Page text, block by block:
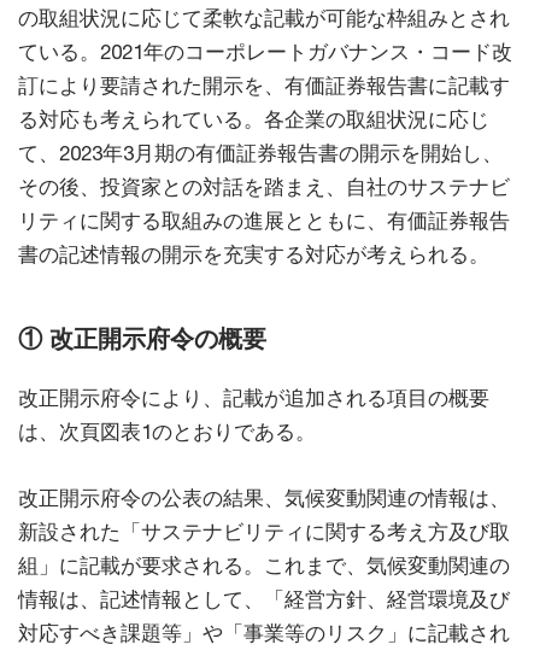
の取組状況に応じて柔軟な記載が可能な枠組みとされ
ている。2021年のコーポレートガバナンス・コード改
訂により要請された開示を、有価証券報告書に記載す
る対応も考えられている。各企業の取組状況に応じ
て、2023年3月期の有価証券報告書の開示を開始し、
その後、投資家との対話を踏まえ、自社のサステナビ
リティに関する取組みの進展とともに、有価証券報告
書の記述情報の開示を充実する対応が考えられる。
① 改正開示府令の概要
改正開示府令により、記載が追加される項目の概要
は、次頁図表1のとおりである。
改正開示府令の公表の結果、気候変動関連の情報は、
新設された「サステナビリティに関する考え方及び取
組」に記載が要求される。これまで、気候変動関連の
情報は、記述情報として、「経営方針、経営環境及び
対応すべき課題等」や「事業等のリスク」に記載され